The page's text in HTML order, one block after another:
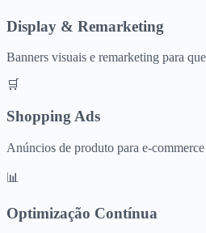
Display & Remarketing
Banners visuais e remarketing para
🛒
Shopping Ads
Anúncios de produto para e-
📊
Optimização Contínua